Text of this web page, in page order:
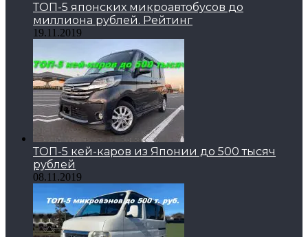
ТОП-5 японских микроавтобусов до
миллиона рублей. Рейтинг
19.11.2019
ТОП-5 кей-каров из Японии до 500 тысяч
рублей
08.11.2019